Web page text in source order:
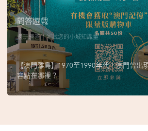
問答遊戲
邊玩邊答，測試您的小城知識量
【澳門離島】1970至1990年代，澳門曾出
容點在哪裡？